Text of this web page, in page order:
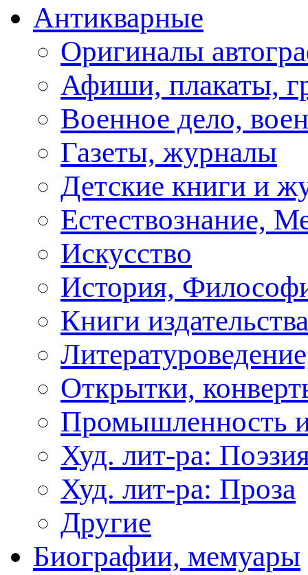
Антикварные
Оригиналы
Афиши, плакаты,
Военное дело,
Газеты, журналы
Детские книги и
Естествознание,
Искусство
История,
Книги
Открытки,
Промышленность
Худ. лит-ра:
Худ. лит-ра: Проза
Другие
Биографии, мемуары